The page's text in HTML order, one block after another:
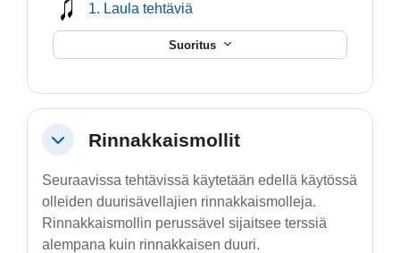
1. Laula tehtäviä
Suoritus
TiivistäRinnakkaismollit
Seuraavissa tehtävissä käytetään edellä käytössä
olleiden duurisävellajien rinnakkaismolleja.
Rinnakkaismollin perussävel sijaitsee terssiä
alempana kuin rinnakkaisen duuri.